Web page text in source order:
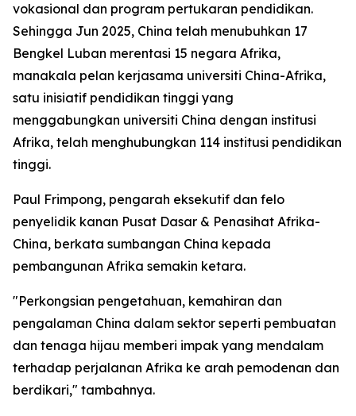
vokasional dan program pertukaran pendidikan.
Sehingga Jun 2025, China telah menubuhkan 17
Bengkel Luban merentasi 15 negara Afrika,
manakala pelan kerjasama universiti China-Afrika,
satu inisiatif pendidikan tinggi yang
menggabungkan universiti China dengan institusi
Afrika, telah menghubungkan 114 institusi pendidikan
tinggi.
Paul Frimpong, pengarah eksekutif dan felo
penyelidik kanan Pusat Dasar & Penasihat Afrika-
China, berkata sumbangan China kepada
pembangunan Afrika semakin ketara.
"Perkongsian pengetahuan, kemahiran dan
pengalaman China dalam sektor seperti pembuatan
dan tenaga hijau memberi impak yang mendalam
terhadap perjalanan Afrika ke arah pemodenan dan
berdikari," tambahnya.